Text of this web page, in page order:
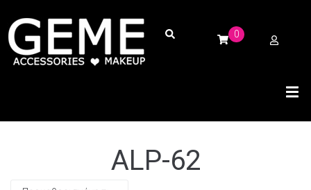
0
ALP-62